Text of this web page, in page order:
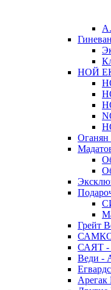
НОЙ
Грейт
САЯТ
Веди -
Арегак